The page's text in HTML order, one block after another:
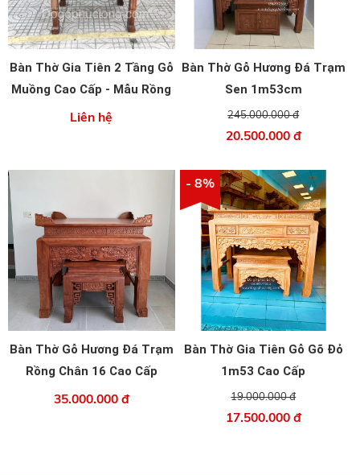
Bàn Thờ Gia Tiên 2 Tầng Gỗ
Muồng Cao Cấp - Mẫu Rồng
Phượng
Liên hệ
Bàn Thờ Gỗ Hương Đá Trạm
Sen 1m53cm
245.000.000 đ
20.500.000 đ
Bàn Thờ Gỗ Hương Đá Trạm
Rồng Chân 16 Cao Cấp
35.000.000 đ
- 8%
Bàn Thờ Gia Tiên Gỗ Gõ Đỏ
1m53 Cao Cấp
19.000.000 đ
17.500.000 đ